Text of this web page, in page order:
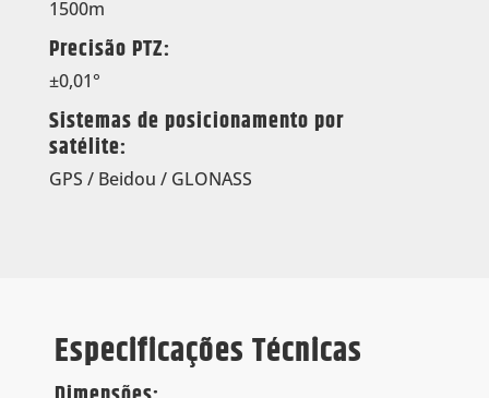
1500m
Precisão PTZ:
±0,01°
Sistemas de posicionamento por
satélite:
GPS / Beidou / GLONASS
Especificações Técnicas